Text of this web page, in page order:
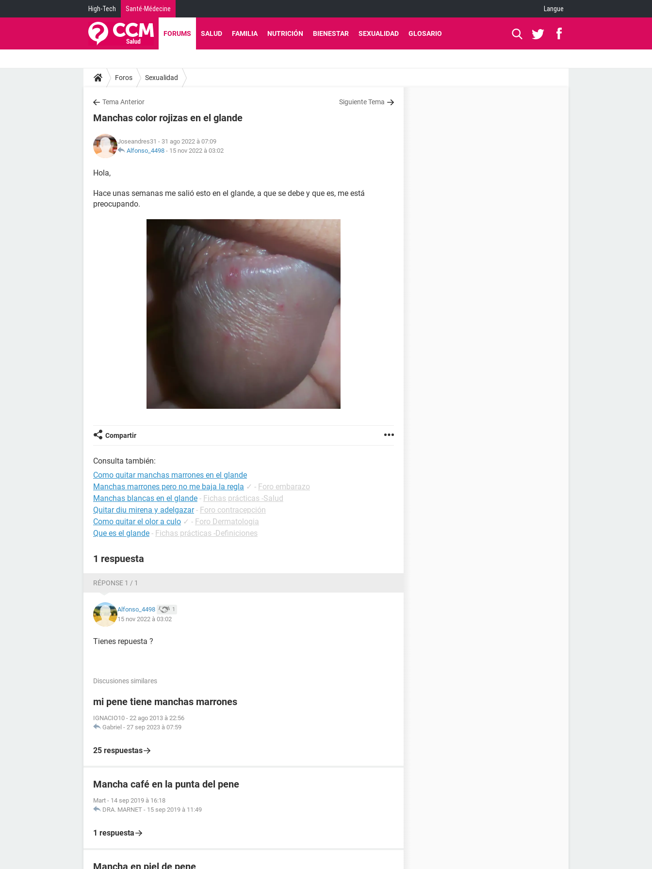
High-Tech Santé-Médecine Langue
FORUMS SALUD FAMILIA NUTRICIÓN BIENESTAR SEXUALIDAD GLOSARIO
Foros Sexualidad
Tema Anterior Siguiente Tema
Manchas color rojizas en el glande
Joseandres31 - 31 ago 2022 à 07:09
Alfonso_4498 - 15 nov 2022 à 03:02
Hola,
Hace unas semanas me salió esto en el glande, a que se debe y que es, me está
preocupando.
Compartir
Consulta también:
Como quitar manchas marrones en el glande
Manchas marrones pero no me baja la regla ✓ - Foro embarazo
Manchas blancas en el glande - Fichas prácticas -Salud
Quitar diu mirena y adelgazar - Foro contracepción
Como quitar el olor a culo ✓ - Foro Dermatologia
Que es el glande - Fichas prácticas -Definiciones
1 respuesta
RÉPONSE 1 / 1
Alfonso_4498 1
15 nov 2022 à 03:02
Tienes repuesta ?
Discusiones similares
mi pene tiene manchas marrones
IGNACIO10 - 22 ago 2013 à 22:56
Gabriel - 27 sep 2023 à 07:59
25 respuestas
Mancha café en la punta del pene
Mart - 14 sep 2019 à 16:18
DRA. MARNET - 15 sep 2019 à 11:49
1 respuesta
Mancha en piel de pene